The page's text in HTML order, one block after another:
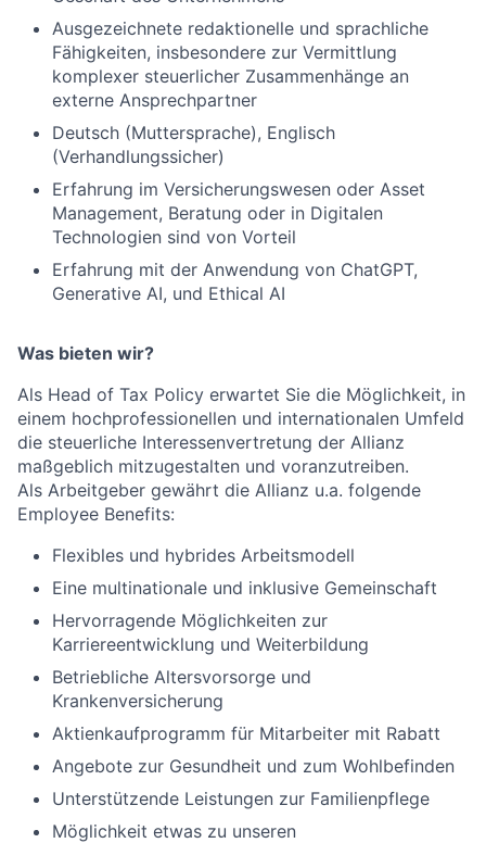
Ausgezeichnete redaktionelle und sprachliche
Fähigkeiten, insbesondere zur Vermittlung
komplexer steuerlicher Zusammenhänge an
externe Ansprechpartner
Deutsch (Muttersprache), Englisch
(Verhandlungssicher)
Erfahrung im Versicherungswesen oder Asset
Management, Beratung oder in Digitalen
Technologien sind von Vorteil
Erfahrung mit der Anwendung von ChatGPT,
Generative AI, und Ethical AI
Was bieten wir?
Als Head of Tax Policy erwartet Sie die Möglichkeit, in
einem hochprofessionellen und internationalen Umfeld
die steuerliche Interessenvertretung der Allianz
maßgeblich mitzugestalten und voranzutreiben.
Als Arbeitgeber gewährt die Allianz u.a. folgende
Employee Benefits:
Flexibles und hybrides Arbeitsmodell
Eine multinationale und inklusive Gemeinschaft
Hervorragende Möglichkeiten zur
Karriereentwicklung und Weiterbildung
Betriebliche Altersvorsorge und
Krankenversicherung
Aktienkaufprogramm für Mitarbeiter mit Rabatt
Angebote zur Gesundheit und zum Wohlbefinden
Unterstützende Leistungen zur Familienpflege
Möglichkeit etwas zu unseren